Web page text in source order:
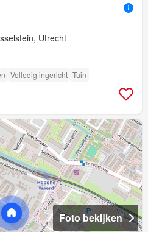
Utrecht
Volledig ingericht Tuin
Foto bekijken